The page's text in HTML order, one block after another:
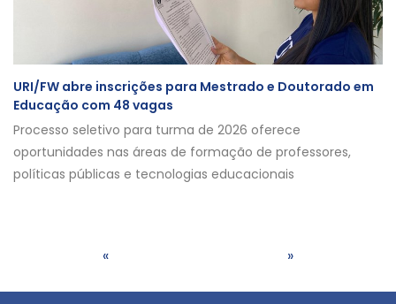
URI/FW abre inscrições para Mestrado e Doutorado em
Educação com 48 vagas
Processo seletivo para turma de 2026 oferece
oportunidades nas áreas de formação de professores,
políticas públicas e tecnologias educacionais
« »